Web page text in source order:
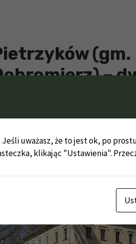
(gm.
–
uważasz, że to jest ok, po
klikając "Ustawienia".